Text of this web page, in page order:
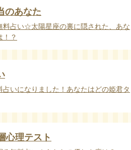
のあなた
料占い☆太陽星座の裏に隠された、あな
？
いになりました！あなたはどの姫君タ
心理テスト